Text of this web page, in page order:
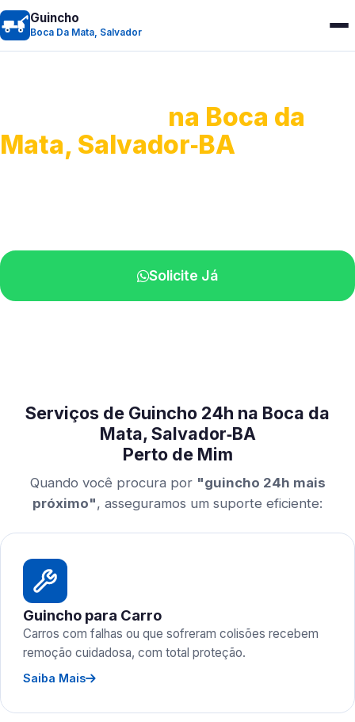
Guincho
Boca Da Mata, Salvador
na Boca da
Mata, Salvador‑BA
Solicite Já
Serviços de Guincho 24h na Boca da
Mata, Salvador‑BA
Perto de Mim
Quando você procura por "guincho 24h mais
próximo", asseguramos um suporte eficiente:
Guincho para Carro
Carros com falhas ou que sofreram colisões recebem
remoção cuidadosa, com total proteção.
Saiba Mais